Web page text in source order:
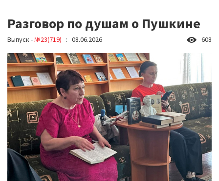
Разговор по душам о Пушкине
Выпуск -№23(719) : 08.06.2026 608